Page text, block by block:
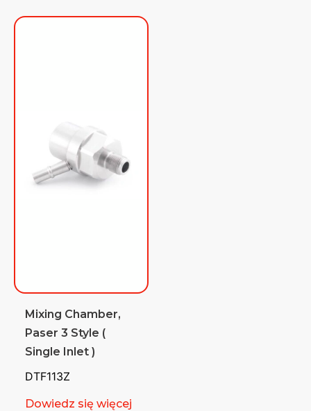
Mixing Chamber,
Paser 3 Style (
Single Inlet )
DTF113Z
Dowiedz się więcej